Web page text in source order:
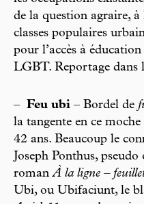
de la question agraire,
classes populaires
pour l’accès à
LGBT. Reportage dans
– Feu ubi – Bordel de
la tangente en ce
42 ans. Beaucoup le
Joseph Ponthus,
romanÀ la ligne –
Ubi, ou Ubifaciunt, le